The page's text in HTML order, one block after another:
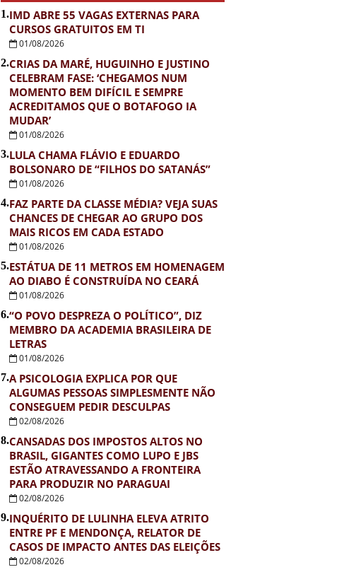
1.IMD ABRE 55 VAGAS EXTERNAS PARA
CURSOS GRATUITOS EM TI
01/08/2026
2.CRIAS DA MARÉ, HUGUINHO E JUSTINO
CELEBRAM FASE: ‘CHEGAMOS NUM
MOMENTO BEM DIFÍCIL E SEMPRE
ACREDITAMOS QUE O BOTAFOGO IA
MUDAR’
01/08/2026
3.LULA CHAMA FLÁVIO E EDUARDO
BOLSONARO DE “FILHOS DO SATANÁS”
01/08/2026
4.FAZ PARTE DA CLASSE MÉDIA? VEJA SUAS
CHANCES DE CHEGAR AO GRUPO DOS
MAIS RICOS EM CADA ESTADO
01/08/2026
5.ESTÁTUA DE 11 METROS EM HOMENAGEM
AO DIABO É CONSTRUÍDA NO CEARÁ
01/08/2026
6.“O POVO DESPREZA O POLÍTICO”, DIZ
MEMBRO DA ACADEMIA BRASILEIRA DE
LETRAS
01/08/2026
7.A PSICOLOGIA EXPLICA POR QUE
ALGUMAS PESSOAS SIMPLESMENTE NÃO
CONSEGUEM PEDIR DESCULPAS
02/08/2026
8.CANSADAS DOS IMPOSTOS ALTOS NO
BRASIL, GIGANTES COMO LUPO E JBS
ESTÃO ATRAVESSANDO A FRONTEIRA
PARA PRODUZIR NO PARAGUAI
02/08/2026
9.INQUÉRITO DE LULINHA ELEVA ATRITO
ENTRE PF E MENDONÇA, RELATOR DE
CASOS DE IMPACTO ANTES DAS ELEIÇÕES
02/08/2026